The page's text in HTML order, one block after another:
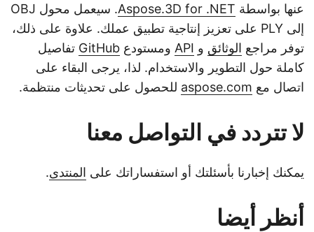
عنها بواسطةAspose.3D for .NET
. سيعمل محول OBJ
إلى PLY على تعزيز إنتاجية تطبيق عملك. علاوة على ذلك،
توفر مراجعالوثائقوAPIومستودعGitHubتفاصيل
كاملة حول التطوير والاستخدام. لذا، يرجى البقاء على
اتصال معaspose.comللحصول على تحديثات منتظمة.
لا تتردد في التواصل معنا
يمكنك إخبارنا بأسئلتك أو استفساراتك على المنتدى.
أنظر أيضا